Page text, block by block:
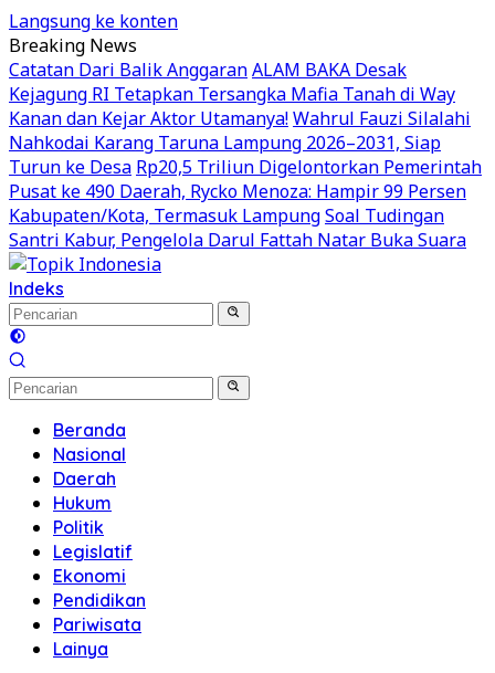
Langsung ke konten
Breaking News
Catatan Dari Balik AnggaranALAM BAKA Desak
Kejagung RI Tetapkan Tersangka Mafia Tanah di Way
Kanan dan Kejar Aktor Utamanya!Wahrul Fauzi Silalahi
Nahkodai Karang Taruna Lampung 2026–2031, Siap
Turun ke Desa Rp20,5 Triliun Digelontorkan Pemerintah
Pusat ke 490 Daerah, Rycko Menoza: Hampir 99 Persen
Kabupaten/Kota, Termasuk LampungSoal Tudingan
Santri Kabur, Pengelola Darul Fattah Natar Buka Suara
Indeks
Beranda
Nasional
Daerah
Hukum
Politik
Legislatif
Ekonomi
Pendidikan
Pariwisata
Lainya